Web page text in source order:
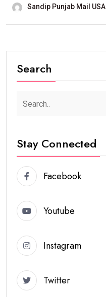
Sandip Punjab Mail USA
Search
Stay Connected
Facebook
Youtube
Instagram
Twitter